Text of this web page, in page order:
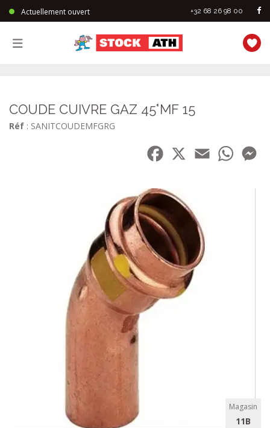
Actuellement ouvert +32 68 26 98 00
COUDE CUIVRE GAZ 45°MF 15
Réf : SANITCOUDEMFGRG
Facebook
Email
Magasin
11B